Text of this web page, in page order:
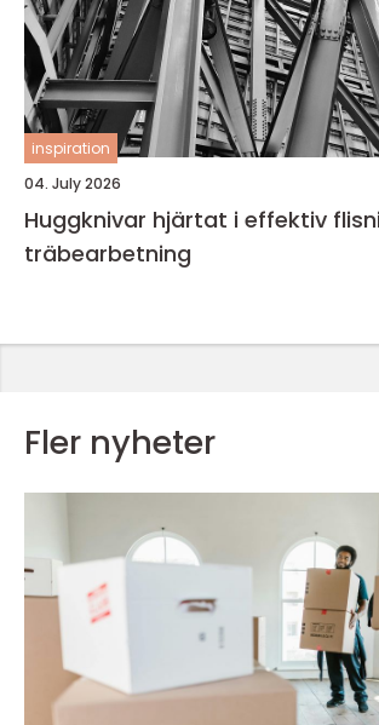
inspiration
04. July 2026
Huggknivar hjärtat i effektiv flisning och
träbearbetning
Fler nyheter